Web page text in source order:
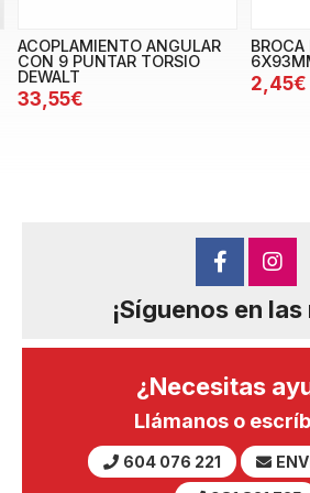
ACOPLAMIENTO ANGULAR
CON 9 PUNTAR TORSIO
DEWALT
33,55€
2,45€
¡Síguenos en
¿Necesitas
Llámanos o
604 076 221